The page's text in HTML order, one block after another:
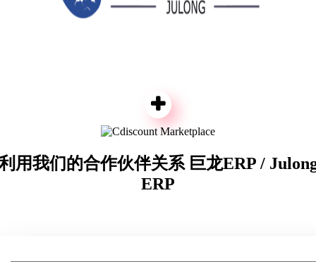
用我们的合作伙伴关系 巨龙ERP /
ERP